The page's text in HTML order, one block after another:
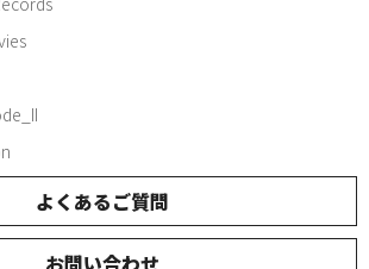
よくあるご質問